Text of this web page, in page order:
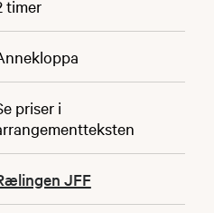
timer
priser i
JFF